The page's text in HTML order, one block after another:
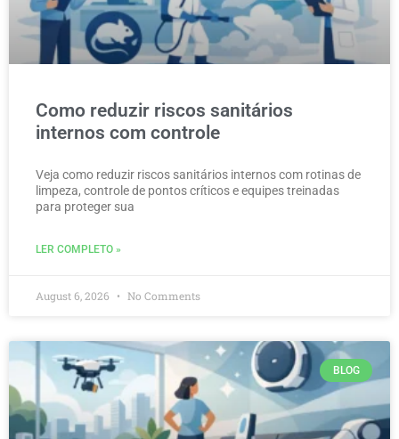
Como reduzir riscos sanitários
internos com controle
Veja como reduzir riscos sanitários internos com rotinas de
limpeza, controle de pontos críticos e equipes treinadas
para proteger sua
LER COMPLETO »
August 6, 2026 No Comments
BLOG